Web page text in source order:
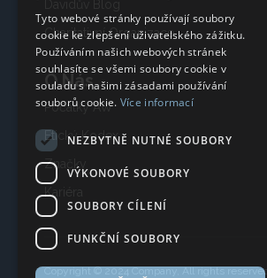
Davidův Blog
Charitativní Organizace
O Nás
Počátky AW
Etický Kodex
Značky
Kariéra
Copyright © 2024 Company, All rights reserved.
Tyto webové stránky používají soubory
cookie ke zlepšení uživatelského zážitku.
Používáním našich webových stránek
souhlasíte se všemi soubory cookie v
souladu s našimi zásadami používání
souborů cookie. Více informací
NEZBYTNĚ NUTNÉ SOUBORY
VÝKONOVÉ SOUBORY
SOUBORY CÍLENÍ
FUNKČNÍ SOUBORY